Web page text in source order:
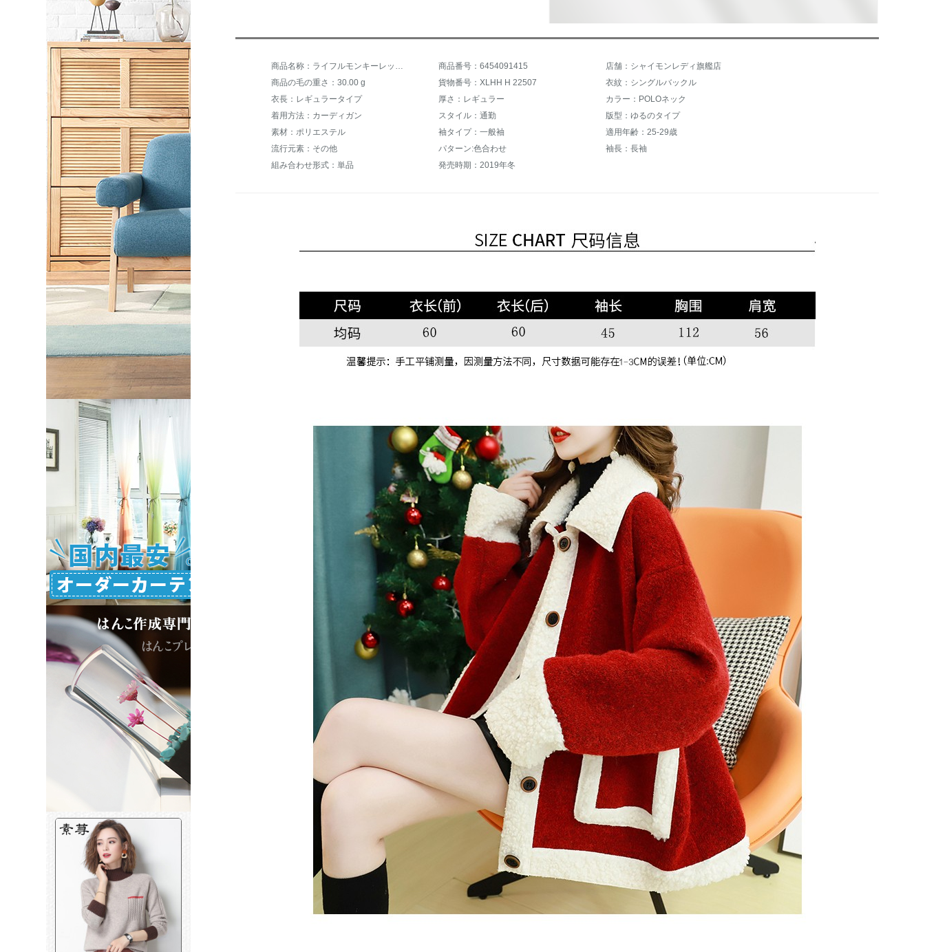
商品名称：ライフルモンキーレッドクリスマスセイバーディガーン女网红超火2019新着品秋冬ショウトート加厚羊仔毛外套红烈烈ーサイズ 商品番号：6454091415
店舗：シャイモンレディ旗艦店
商品の毛の重さ：30.00 g
貨物番号：XLHH H 22507
衣紋：シングルバックル
衣長：レギュラータイプ
厚さ：レギュラー
カラー：POLOネック
着用方法：カーディガン
スタイル：通勤
版型：ゆるのタイプ
素材：ポリエステル
袖タイプ：一般袖
適用年齢：25-29歳
流行元素：その他
パターン:色合わせ
袖長：長袖
組み合わせ形式：単品
発売時期：2019年冬